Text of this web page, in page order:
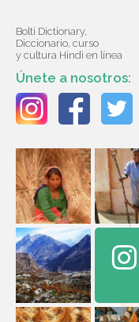
Bolti Dictionary,
Diccionario, curso
y cultura Hindi en línea
Únete a nosotros: